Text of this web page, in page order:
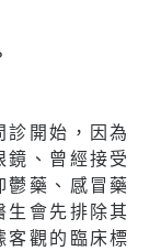
診開始，因為
鏡、曾經接受
鬱藥、感冒藥
生會先排除其
客觀的臨床標